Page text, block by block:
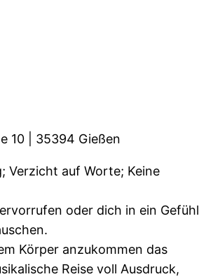
10 | 35394 Gießen
Verzicht auf Worte; Keine
oder dich in ein Gefühl
Körper anzukommen das
Reise voll Ausdruck,